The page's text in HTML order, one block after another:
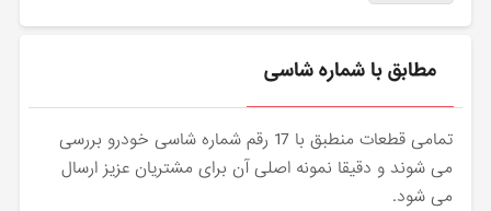
مطابق با شماره شاسی
تمامی قطعات منطبق با 17 رقم شماره شاسی خودرو بررسی
می شوند و دقیقا نمونه اصلی آن برای مشتریان عزیز ارسال
می شود.